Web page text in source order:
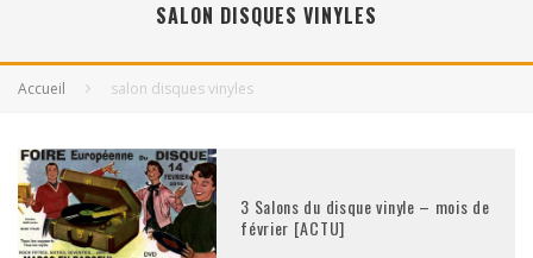
SALON DISQUES VINYLES
Accueil salon disques vinyles
3 Salons du disque vinyle – mois de
février [ACTU]